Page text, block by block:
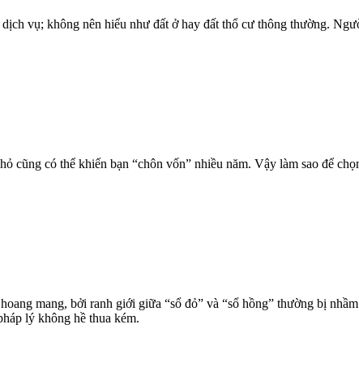
vụ; không nên hiểu như đất ở hay đất thổ cư thông thường.
cũng có thể khiến bạn “chôn vốn” nhiều năm. Vậy làm sao để
mang, bởi ranh giới giữa “sổ đỏ” và “sổ hồng” thường bị
lý không hề thua kém.